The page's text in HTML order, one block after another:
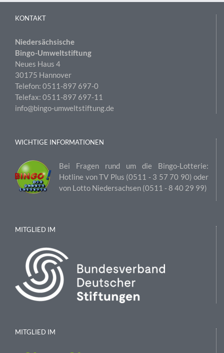
KONTAKT
Niedersächsische
Bingo-Umweltstiftung
Neues Haus 4
30175 Hannover
Telefon: 0511-897 697-0
Telefax: 0511-897 697-11
info@bingo-umweltstiftung.de
WICHTIGE INFORMATIONEN
Bei Fragen rund um die Bingo-Lotterie:
Hotline von TV Plus (0511 ‑ 3 57 70 90) oder
von Lotto Niedersachsen (0511 ‑ 8 40 29 99)
MITGLIED IM
MITGLIED IM